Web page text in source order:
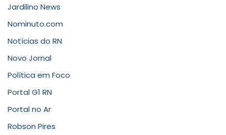
Jardilino News
Nominuto.com
Notícias do RN
Novo Jornal
Política em Foco
Portal G1 RN
Portal no Ar
Robson Pires